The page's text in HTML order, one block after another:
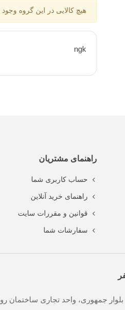
هیچ کالایی در این گروه وجود
ngk
راهنمای مشتریان
حساب کاربری شما
راهنمای خرید آنلاین
قوانین و مقررات سایت
سفارشات شما
جمهوری، واحد تجاری ساختمان رویال